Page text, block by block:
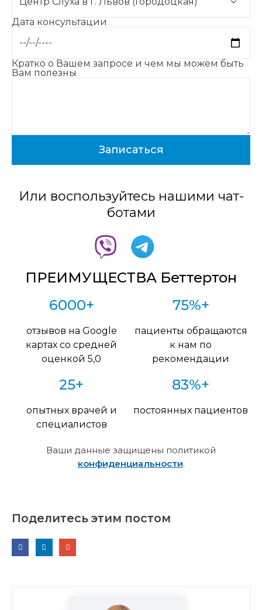
Дата консультации
Кратко о Вашем запросе и чем мы можем быть
Вам полезны
Или воспользуйтесь нашими чат-
ботами
ПРЕИМУЩЕСТВА Беттертон
6000+
отзывов на Google
картах со средней
оценкой 5,0
75%+
пациенты обращаются
к нам по
рекомендации
25+
опытных врачей и
специалистов
83%+
постоянных пациентов
Ваши данные защищены политикой
конфиденциальности.
Поделитесь этим постом